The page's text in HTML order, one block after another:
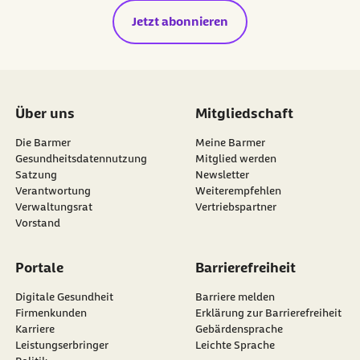
Jetzt abonnieren
Über uns
Die Barmer
Gesundheitsdatennutzung
Satzung
Verantwortung
Verwaltungsrat
Vorstand
Mitgliedschaft
Meine Barmer
Mitglied werden
Newsletter
externer Link:
Weiterempfehlen
Vertriebspartner
Portale
Digitale Gesundheit
Firmenkunden
Karriere
Leistungserbringer
Barrierefreiheit
Barriere melden
Erklärung zur Barrierefreiheit
Gebärdensprache
Leichte Sprache